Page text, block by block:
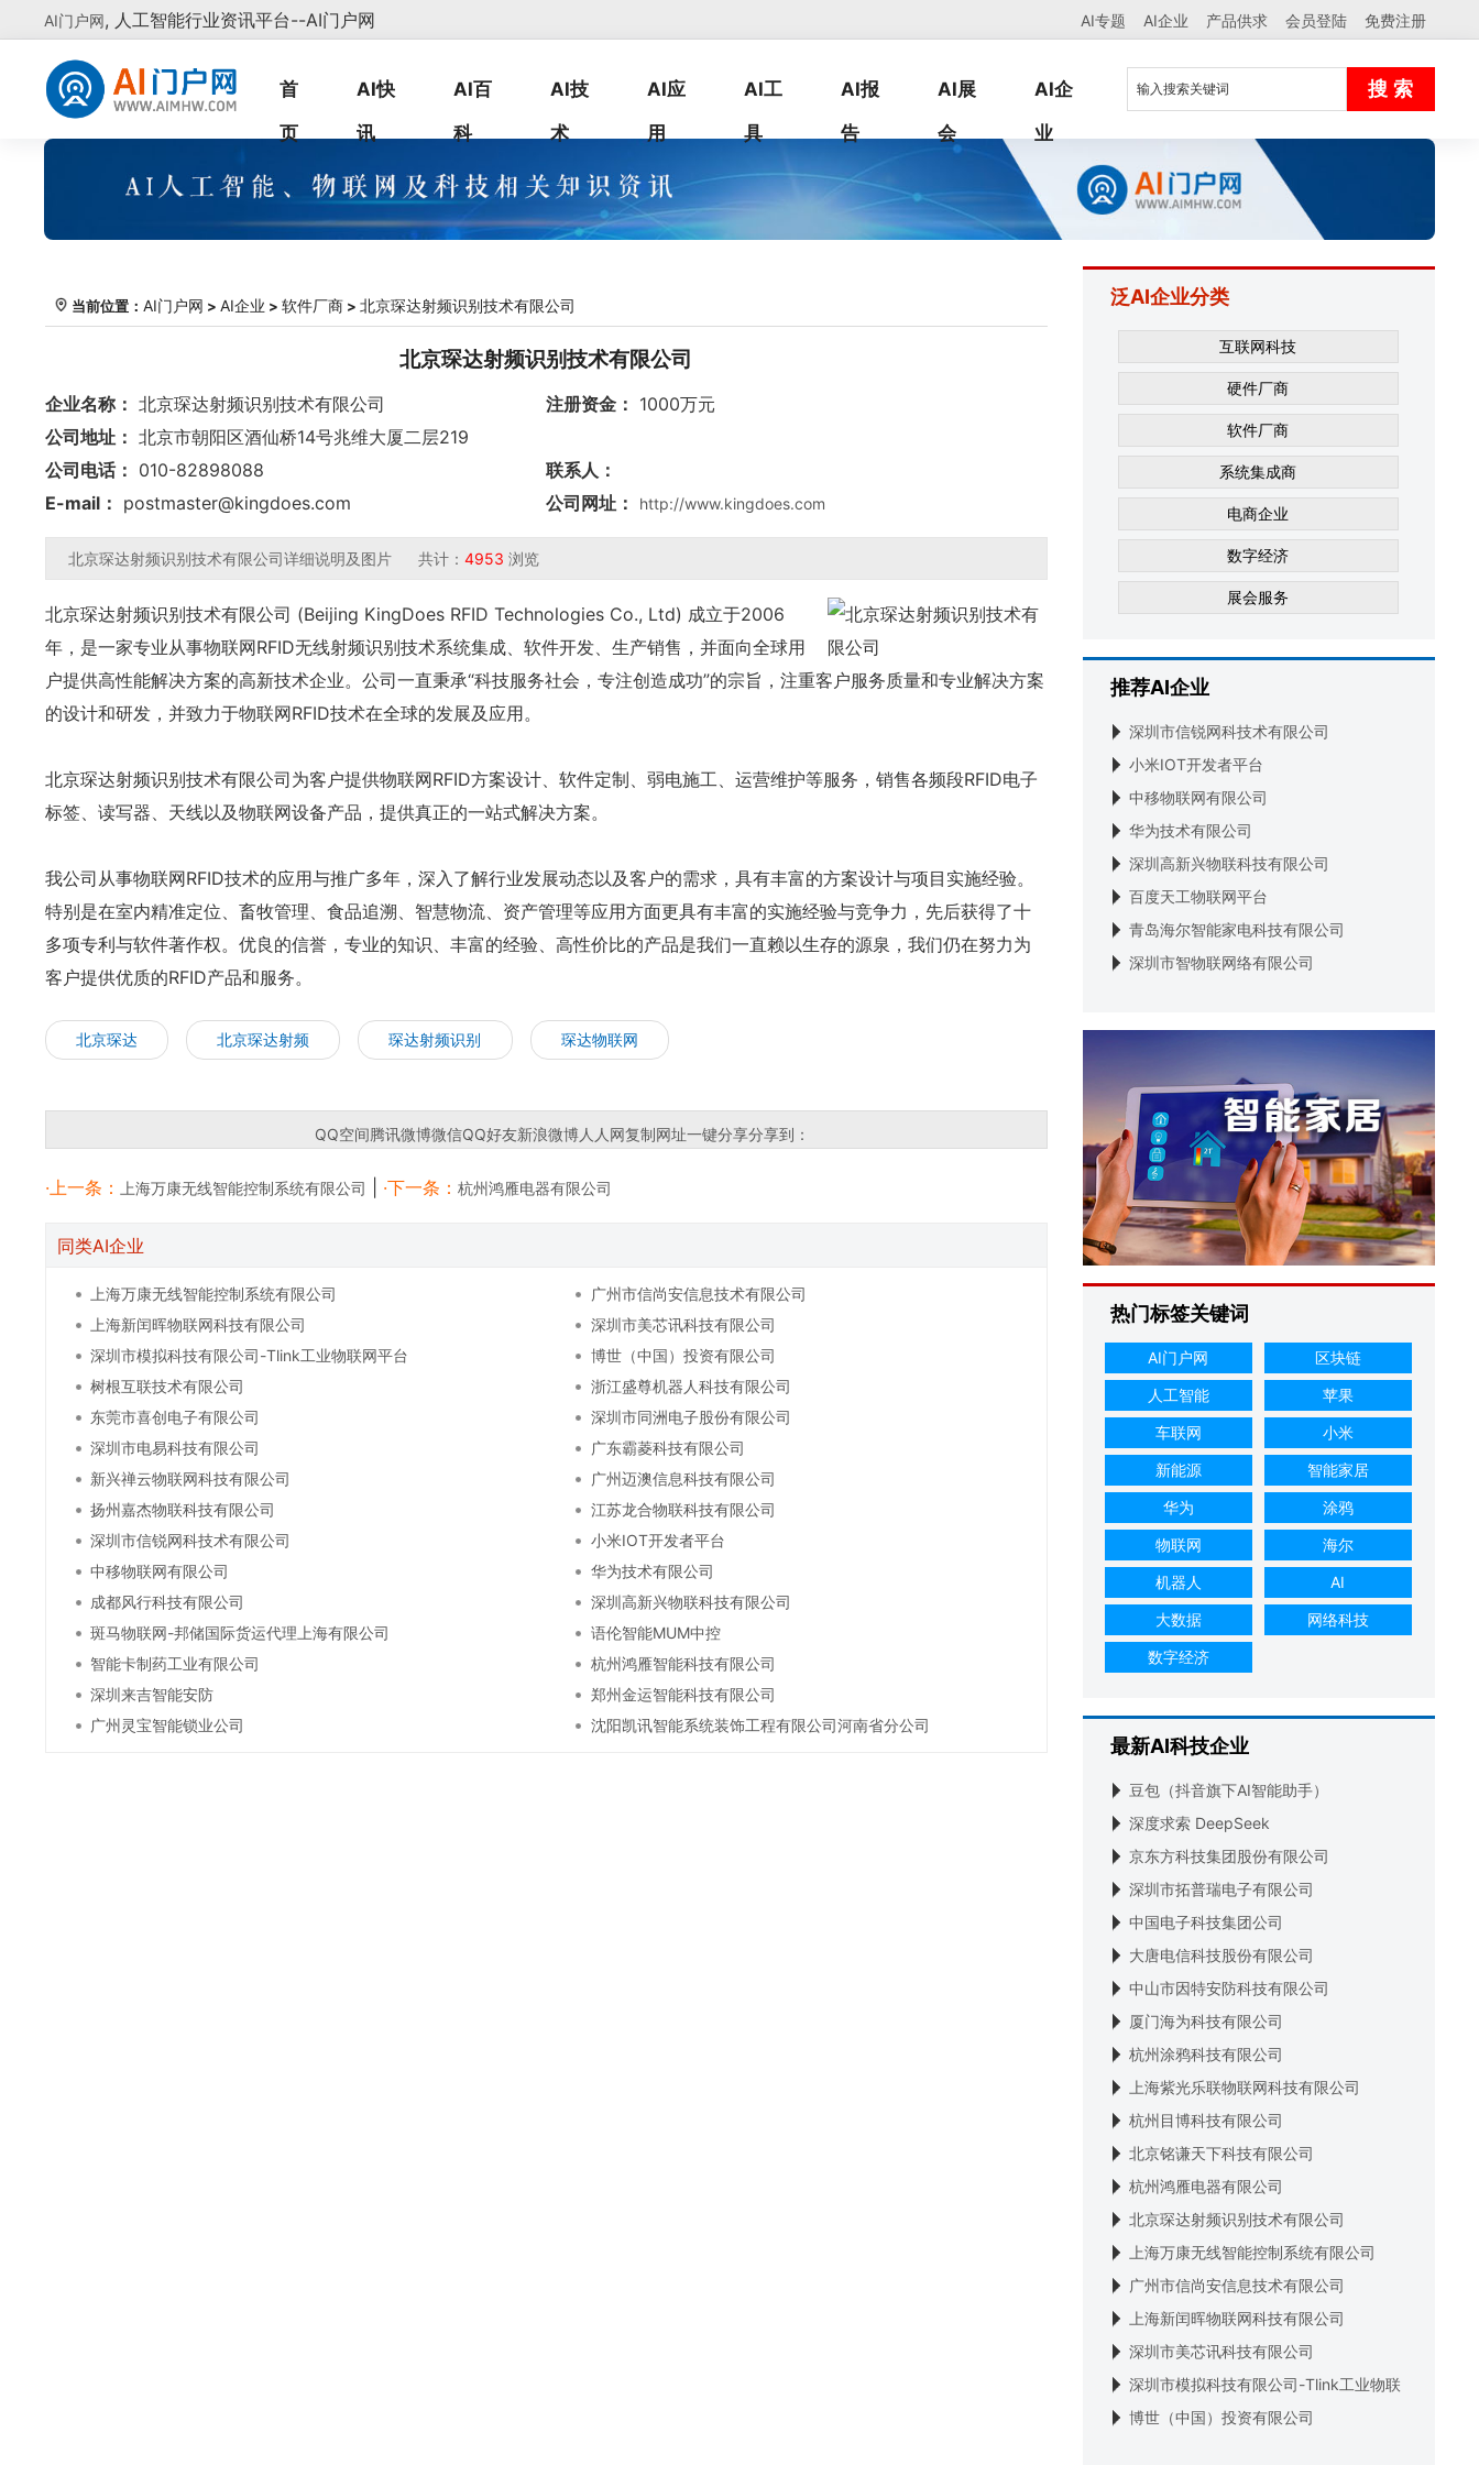
AI门户网, 人工智能行业资讯平台--AI门户网 AI专题 AI企业 产品供求 会员登陆 免费注册
首
页
AI快
讯
AI百
科
AI技
术
AI应
用
AI工
具
AI报
告
AI展
会
AI企
业
当前位置： AI门户网 > AI企业 > 软件厂商> 北京琛达射频识别技术有限公司
北京琛达射频识别技术有限公司
企业名称： 北京琛达射频识别技术有限公司 注册资金： 1000万元
公司地址： 北京市朝阳区酒仙桥14号兆维大厦二层219
公司电话： 010-82898088
联系人：
E-mail： postmaster@kingdoes.com 公司网址： http://www.kingdoes.com
北京琛达射频识别技术有限公司详细说明及图片 共计： 4953 浏览
北京琛达射频识别技术有限公司 (Beijing KingDoes RFID Technologies Co., Ltd) 成立于2006
年，是一家专业从事物联网RFID无线射频识别技术系统集成、软件开发、生产销售，并面向全球用
户提供高性能解决方案的高新技术企业。公司一直秉承“科技服务社会，专注创造成功”的宗旨，注重客户服务质量和专业解决方案
的设计和研发，并致力于物联网RFID技术在全球的发展及应用。
北京琛达射频识别技术有限公司为客户提供物联网RFID方案设计、软件定制、弱电施工、运营维护等服务，销售各频段RFID电子
标签、读写器、天线以及物联网设备产品，提供真正的一站式解决方案。
我公司从事物联网RFID技术的应用与推广多年，深入了解行业发展动态以及客户的需求，具有丰富的方案设计与项目实施经验。
特别是在室内精准定位、畜牧管理、食品追溯、智慧物流、资产管理等应用方面更具有丰富的实施经验与竞争力，先后获得了十
多项专利与软件著作权。优良的信誉，专业的知识、丰富的经验、高性价比的产品是我们一直赖以生存的源泉，我们仍在努力为
客户提供优质的RFID产品和服务。
北京琛达 北京琛达射频 琛达射频识别 琛达物联网
QQ空间腾讯微博微信QQ好友新浪微博人人网复制网址一键分享分享到：
·上一条： 上海万康无线智能控制系统有限公司 ·下一条： 杭州鸿雁电器有限公司
同类AI企业
上海万康无线智能控制系统有限公司
广州市信尚安信息技术有限公司
上海新闰晖物联网科技有限公司
深圳市美芯讯科技有限公司
深圳市模拟科技有限公司-Tlink工业物联网平台
博世（中国）投资有限公司
树根互联技术有限公司
浙江盛尊机器人科技有限公司
东莞市喜创电子有限公司
深圳市同洲电子股份有限公司
深圳市电易科技有限公司
广东霸菱科技有限公司
新兴禅云物联网科技有限公司
广州迈澳信息科技有限公司
扬州嘉杰物联科技有限公司
江苏龙合物联科技有限公司
深圳市信锐网科技术有限公司
小米IOT开发者平台
中移物联网有限公司
华为技术有限公司
成都风行科技有限公司
深圳高新兴物联科技有限公司
斑马物联网-邦储国际货运代理上海有限公司
语伦智能MUM中控
智能卡制药工业有限公司
杭州鸿雁智能科技有限公司
深圳来吉智能安防
郑州金运智能科技有限公司
广州灵宝智能锁业公司
沈阳凯讯智能系统装饰工程有限公司河南省分公司
泛AI企业分类
互联网科技
硬件厂商
软件厂商
系统集成商
电商企业
数字经济
展会服务
推荐AI企业
深圳市信锐网科技术有限公司
小米IOT开发者平台
中移物联网有限公司
华为技术有限公司
深圳高新兴物联科技有限公司
百度天工物联网平台
青岛海尔智能家电科技有限公司
深圳市智物联网络有限公司
热门标签关键词
AI门户网
区块链
人工智能
苹果
车联网
小米
新能源
智能家居
华为
涂鸦
物联网
海尔
机器人
AI
大数据
网络科技
数字经济
最新AI科技企业
豆包（抖音旗下AI智能助手）
深度求索 DeepSeek
京东方科技集团股份有限公司
深圳市拓普瑞电子有限公司
中国电子科技集团公司
大唐电信科技股份有限公司
中山市因特安防科技有限公司
厦门海为科技有限公司
杭州涂鸦科技有限公司
上海紫光乐联物联网科技有限公司
杭州目博科技有限公司
北京铭谦天下科技有限公司
杭州鸿雁电器有限公司
北京琛达射频识别技术有限公司
上海万康无线智能控制系统有限公司
广州市信尚安信息技术有限公司
上海新闰晖物联网科技有限公司
深圳市美芯讯科技有限公司
深圳市模拟科技有限公司-Tlink工业物联
网平台
博世（中国）投资有限公司